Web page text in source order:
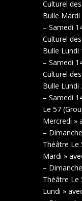
Culturel
Bulle Mardi
– Samedi
Culturel
Bulle Lundi
– Samedi
Culturel
Bulle Lundi
– Samedi
Le 57
Mercredi »
–
Théâtre Le
Mardi »
–
Théâtre Le
Lundi »